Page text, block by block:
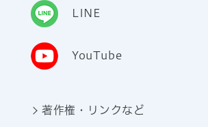
LINE
YouTube
著作権・リンクなど